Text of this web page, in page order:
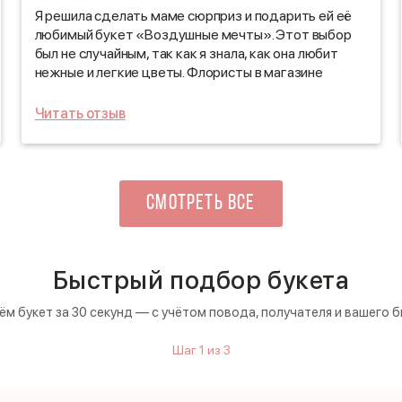
Я решила сделать маме сюрприз и подарить ей её
любимый букет «Воздушные мечты». Этот выбор
был не случайным, так как я знала, как она любит
нежные и легкие цветы. Флористы в магазине
тщательно подобрали каждый элемент букета, и
выглядел просто великолепно — свежие цветы,
организована безупречно: курьер прибыл по
указанному адресу точно в срок, и мама была в
восторге от такого заботливого подарка. Этот
Читать отзыв
СМОТРЕТЬ ВСЕ
Быстрый подбор букета
букет за 30 секунд — с учётом повода, получателя и вашего
Шаг1 из 3